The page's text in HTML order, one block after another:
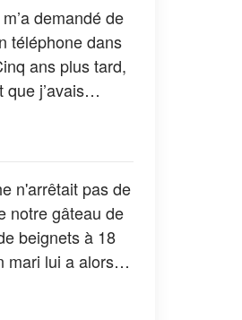
demandé de
téléphone dans
ans plus tard,
que j’avais
n'arrêtait pas de
notre gâteau de
beignets à 18
mari lui a alors
beignet, et ce